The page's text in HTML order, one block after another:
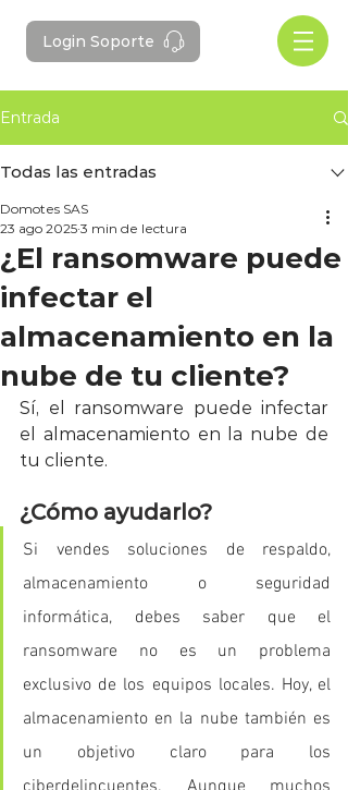
Login Soporte
Entrada
Todas las entradas
¿El ransomware puede
infectar el
almacenamiento en la
nube de tu cliente?
Domotes SAS
23 ago 2025 3 min de lectura
Sí, el ransomware puede infectar
el almacenamiento en la nube de
tu cliente.
¿Cómo ayudarlo?
Si vendes soluciones de respaldo,
almacenamiento o seguridad
informática, debes saber que el
ransomware no es un problema
exclusivo de los equipos locales. Hoy, el
almacenamiento en la nube también es
un objetivo claro para los